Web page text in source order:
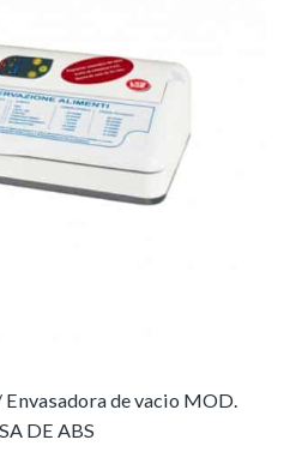
Envasadora de vacio MOD.
DE ABS